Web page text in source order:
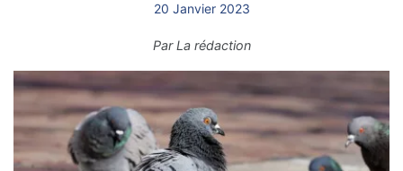
20 Janvier 2023
ParLa rédaction